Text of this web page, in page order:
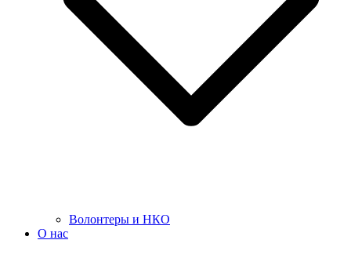
Волонтеры и НКО
О нас